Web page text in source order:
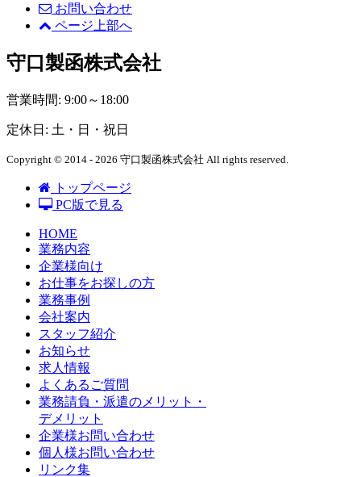
お問い合わせ
ページ上部へ
守口製函株式会社
営業時間: 9:00～18:00
定休日: 土・日・祝日
Copyright © 2014 - 2026 守口製函株式会社 All rights reserved.
トップページ
PC版で見る
HOME
業務内容
企業様向け
お仕事をお探しの方
業務事例
会社案内
スタッフ紹介
お知らせ
求人情報
よくあるご質問
業務請負・派遣のメリット・
デメリット
企業様お問い合わせ
個人様お問い合わせ
リンク集